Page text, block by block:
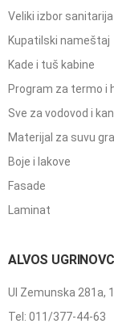
Veliki izbor
Kupatilski nameštaj
Kade i tuš kabine
Program za termo i
Sve za vodovod i
Materijal za suvu
Boje i lakove
Fasade
Laminat
ALVOS UGRINOVCI
Ul Zemunska 281a,
Tel: 011/377-44-63